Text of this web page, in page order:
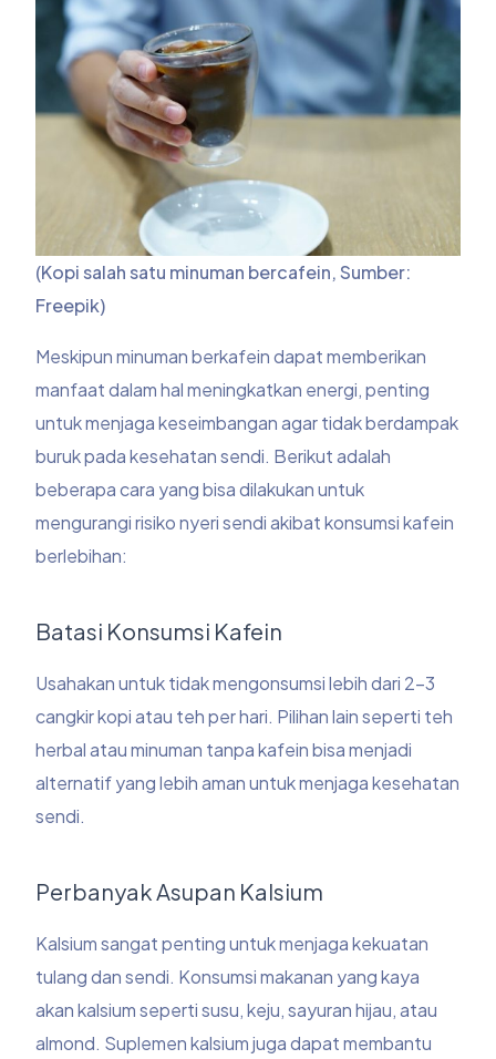
(Kopi salah satu minuman bercafein, Sumber:
Freepik)
Meskipun minuman berkafein dapat memberikan
manfaat dalam hal meningkatkan energi, penting
untuk menjaga keseimbangan agar tidak berdampak
buruk pada kesehatan sendi. Berikut adalah
beberapa cara yang bisa dilakukan untuk
mengurangi risiko nyeri sendi akibat konsumsi kafein
berlebihan:
Batasi Konsumsi Kafein
Usahakan untuk tidak mengonsumsi lebih dari 2-3
cangkir kopi atau teh per hari. Pilihan lain seperti teh
herbal atau minuman tanpa kafein bisa menjadi
alternatif yang lebih aman untuk menjaga kesehatan
sendi.
Perbanyak Asupan Kalsium
Kalsium sangat penting untuk menjaga kekuatan
tulang dan sendi. Konsumsi makanan yang kaya
akan kalsium seperti susu, keju, sayuran hijau, atau
almond. Suplemen kalsium juga dapat membantu